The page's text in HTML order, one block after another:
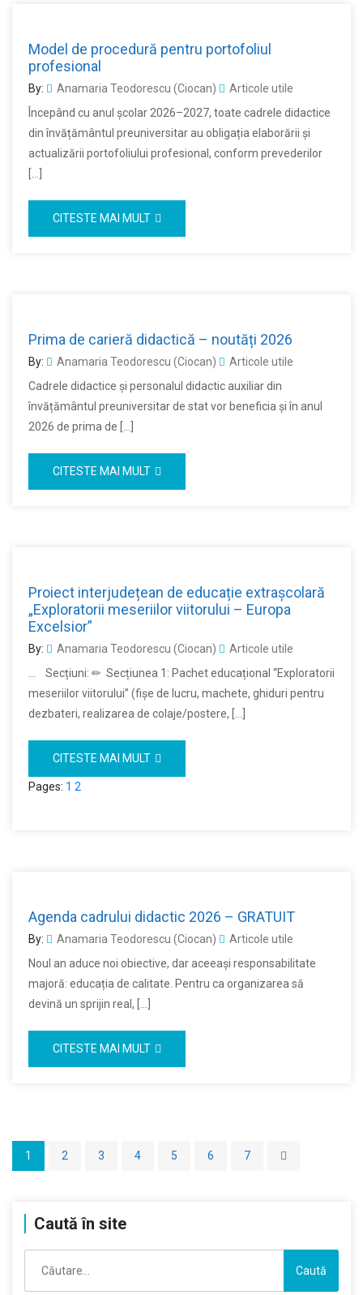
Model de procedură pentru portofoliul
profesional
By: Anamaria Teodorescu (Ciocan)
Articole utile
Începând cu anul școlar 2026–2027, toate cadrele didactice
din învățământul preuniversitar au obligația elaborării și
actualizării portofoliului profesional, conform prevederilor
CITESTE MAI MULT
Prima de carieră didactică – noutăți 2026
By: Anamaria Teodorescu (Ciocan)
Articole utile
Cadrele didactice și personalul didactic auxiliar din
învățământul preuniversitar de stat vor beneficia și în anul
2026 de prima de […]
CITESTE MAI MULT
Proiect interjudețean de educație extrașcolară
„Exploratorii meseriilor viitorului – Europa
Excelsior”
By: Anamaria Teodorescu (Ciocan)
Articole utile
… Secțiuni: ✏ Secțiunea 1: Pachet educațional “Exploratorii
meseriilor viitorului” (fişe de lucru, machete, ghiduri pentru
dezbateri, realizarea de colaje/postere, […]
CITESTE MAI MULT
Pages: 1 2
Agenda cadrului didactic 2026 – GRATUIT
By: Anamaria Teodorescu (Ciocan)
Articole utile
Noul an aduce noi obiective, dar aceeași responsabilitate
majoră: educația de calitate. Pentru ca organizarea să
devină un sprijin real, […]
CITESTE MAI MULT
1 2 3 4 5 6 7
Caută în site
după: